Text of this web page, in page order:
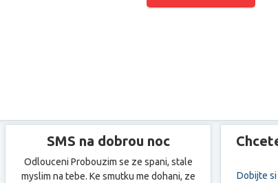
SMS na dobrou noc
Odlouceni Probouzim se ze spani, stale
myslim na tebe. Ke smutku me dohani, ze
Dobijte